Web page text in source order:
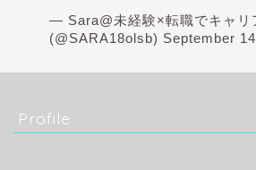
— Sara@未経験×転職でキャリ
(@SARA18olsb) September
Profile